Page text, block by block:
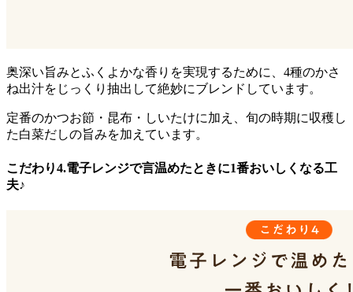
奥深い旨みとふくよかな香りを実現するために、4種のかさ
ね出汁をじっくり抽出して絶妙にブレンド しています。
定番のかつお節・昆布・しいたけに加え、旬の時期に収穫し
た白菜だしの旨みを加えています。
こだわり4.電子レンジで言温めたときに1番おいしくなる工
夫♪